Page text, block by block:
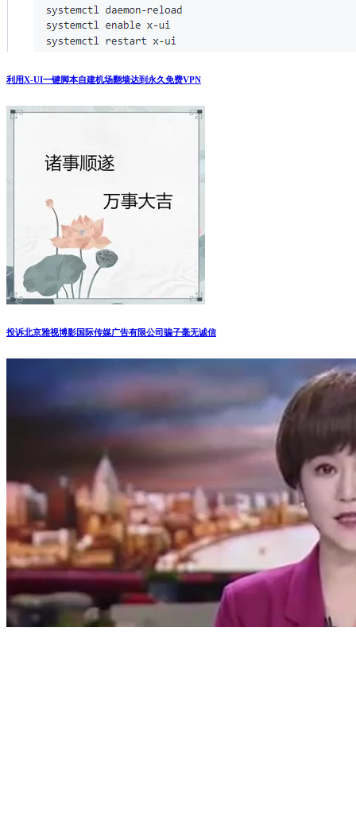
利用X-UI一键脚本自建机场翻墙达到永久免费VPN
投诉北京雅视博影国际传媒广告有限公司骗子毫无诚信